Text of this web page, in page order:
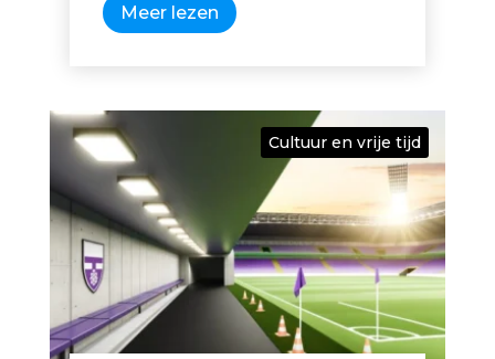
Meer lezen
Cultuur en vrije tijd